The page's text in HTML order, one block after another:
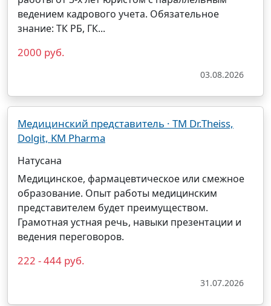
ведением кадрового учета. Обязательное
знание: ТК РБ, ГК...
2000 руб.
03.08.2026
Медицинский представитель · ТМ Dr.Theiss,
Dolgit, KM Pharma
Натусана
Медицинское, фармацевтическое или смежное
образование. Опыт работы медицинским
представителем будет преимуществом.
Грамотная устная речь, навыки презентации и
ведения переговоров.
222 - 444 руб.
31.07.2026